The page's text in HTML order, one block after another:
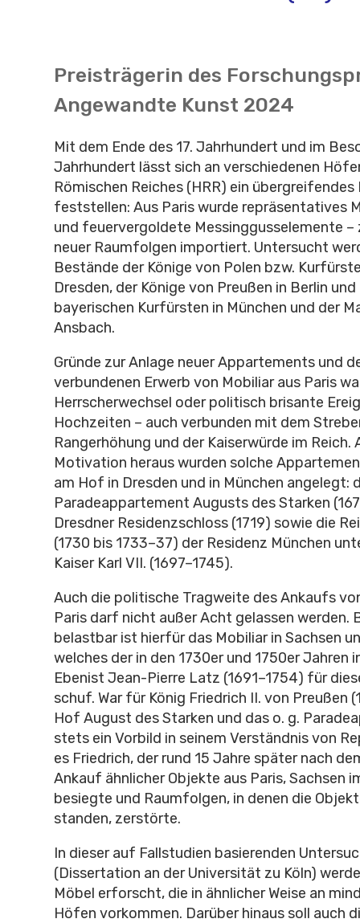
Preisträgerin des
Angewandte Kunst 2024
Mit dem Ende des 17. Jahrhundert und im
Jahrhundert lässt sich an verschiedenen
Römischen Reiches (HRR) ein übergreifendes
feststellen: Aus Paris wurde repräsentatives
und feuervergoldete Messinggusselemente
neuer Raumfolgen importiert. Untersucht
Bestände der Könige von Polen bzw.
Dresden, der Könige von Preußen in Berlin
bayerischen Kurfürsten in München und der
Ansbach.
Gründe zur Anlage neuer Appartements und
verbundenen Erwerb von Mobiliar aus Paris
Herrscherwechsel oder politisch brisante
Hochzeiten – auch verbunden mit dem
Rangerhöhung und der Kaiserwürde im Reich.
Motivation heraus wurden solche
am Hof in Dresden und in München angelegt:
Paradeappartement Augusts des Starken
Dresdner Residenzschloss (1719) sowie die
(1730 bis 1733–37) der Residenz München
Kaiser Karl VII. (1697–1745).
Auch die politische Tragweite des Ankaufs
Paris darf nicht außer Acht gelassen werden.
belastbar ist hierfür das Mobiliar in Sachsen
welches der in den 1730er und 1750er Jahren
Ebenist Jean-Pierre Latz (1691–1754) für
schuf. War für König Friedrich II. von Preußen
Hof August des Starken und das o. g.
stets ein Vorbild in seinem Verständnis von
es Friedrich, der rund 15 Jahre später nach
Ankauf ähnlicher Objekte aus Paris, Sachsen
besiegte und Raumfolgen, in denen die
standen, zerstörte.
In dieser auf Fallstudien basierenden
(Dissertation an der Universität zu Köln)
Möbel erforscht, die in ähnlicher Weise an
Höfen vorkommen. Darüber hinaus soll auch